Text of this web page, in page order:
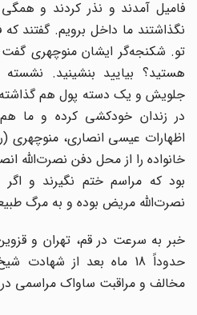
فامیل آمدند و نذر کردند و همگی
نگذاشتند ما داخل برویم. گفتند
تو. شکنجه‌گر ایشان منوچهری گفت
هستید؟ بیایید بنشینید.
جلویش و یک دسته پول هم گذاشته
در زندان خودکشی کرده و ما هم
اظهارات عیسی انصاری، منوچهری
خانواده را از محل دفن نصرت‌الله
بود که مراسم ختم نگیرند و اگر
نصرت‌الله مریض بوده و به مرگ
خبر به سرعت در قم، تهران و
حدوداً 18 ماه بعد از شهادت
مخالف و مراقبت ساواک مراسمی در